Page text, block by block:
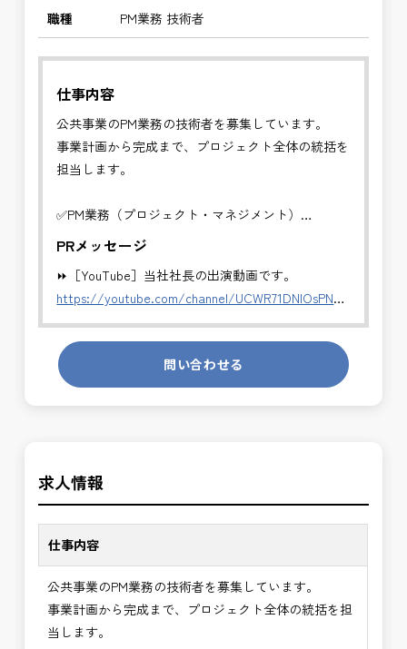
職種 PM業務 技術者
仕事内容
公共事業のPM業務の技術者を募集しています。
事業計画から完成まで、プロジェクト全体の統括を
担当します。
✅PM業務（プロジェクト・マネジメント）
事業計画から完成まで、プロジェクト全体の統括を
・全体スケジュール・事業費・リスクの管理
・発注方式や契約戦略の検討・調整
・CM・設計・施工フェーズの統合管理
・関係機関・住民・行政との合意形成支援
・事業推進に関する意思決定支援・成果評価
✅PM業務の魅力
意思決定に関与できる
・技術だけでなく経営・事業視点のマネジメント力
が身につく
・大規模公共事業の中核を担うハイクラス技術者と
PRメッセージ
⏩［YouTube］当社社長の出演動画です。
https://youtube.com/channel/
発注者側の立場で業務を行う、やりがいのあるお仕
事です。
長期的にお仕事が出来る方を募集しております。
職場環境
✅「仕事のやりがい」と「賃金」のバランスを大切
に致します。
⭐＝＝お祝い金100,000円＝＝⭐
※お祝い金の支給条件は、入社より3ヶ月経過され
た方が対象となります。
その他支給条件の詳細については、問い合わせくだ
問い合わせる
求人情報
仕事内容
公共事業のPM業務の技術者を募集しています。
事業計画から完成まで、プロジェクト全体の統括を担
当します。